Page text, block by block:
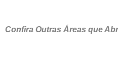
Confira Outras Áreas que